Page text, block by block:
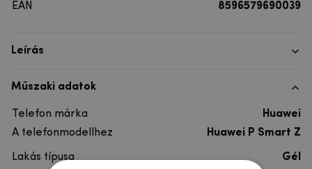
EAN
8596579690039
Leírás
Műszaki adatok
Telefon márka
Huawei
A telefonmodellhez
Huawei P Smart Z
Lakás típusa
Gél